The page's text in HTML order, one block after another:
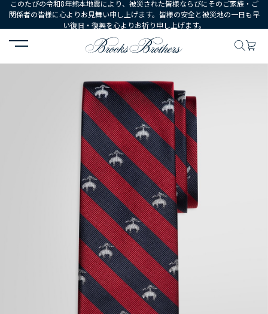
このたびの令和8年熊本地震により、被災された皆様ならびにそのご家族・ご
関係者の皆様に心よりお見舞い申し上げます。皆様の安全と被災地の一日も早
い復旧・復興を心よりお祈り申し上げます。
HOME シューズ・アクセサリー ネクタイ・ポケットチーフ